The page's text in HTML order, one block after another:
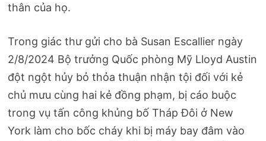
thân của họ.
Trong giác thư gửi cho bà Susan Escallier ngày
2/8/2024 Bộ trưởng Quốc phòng Mỹ Lloyd Austin
đột ngột hủy bỏ thỏa thuận nhận tội đối với kẻ
chủ mưu cùng hai kẻ đồng phạm, bị cáo buộc
trong vụ tấn công khủng bố Tháp Đôi ở New
York làm cho bốc cháy khi bị máy bay đâm vào